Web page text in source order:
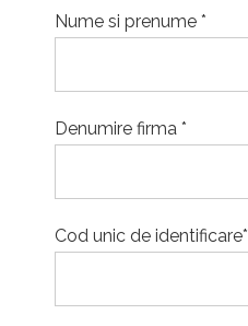
Nume si prenume *
Denumire firma *
Cod unic de identificare*